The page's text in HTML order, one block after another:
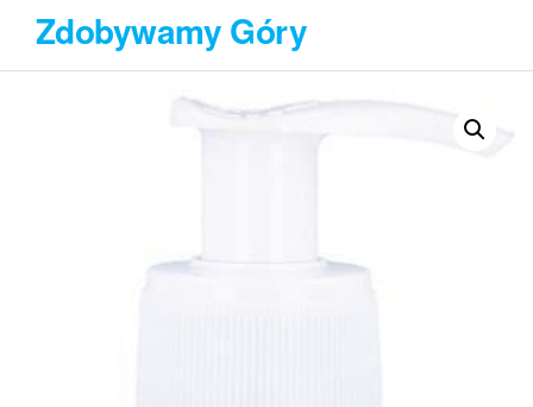
Przejdź
treści
Zdobywamy Góry